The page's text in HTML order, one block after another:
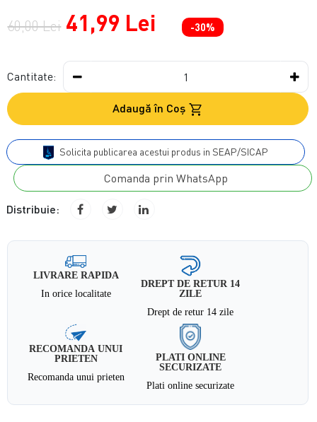
60,00 Lei 41,99 Lei -30%
Cantitate:
Adaugă în Coş
Solicita publicarea acestui produs in SEAP/SICAP
Comanda prin WhatsApp
Distribuie:
LIVRARE RAPIDA
In orice localitate
DREPT DE RETUR 14
ZILE
Drept de retur 14 zile
RECOMANDA UNUI
PRIETEN
Recomanda unui prieten
PLATI ONLINE
SECURIZATE
Plati online securizate